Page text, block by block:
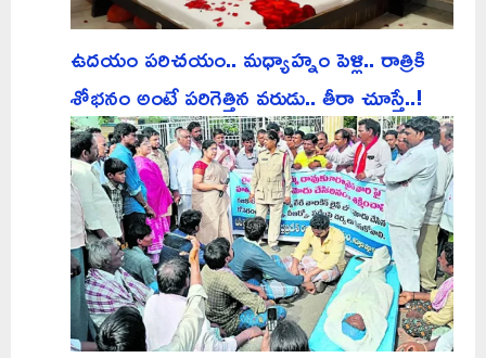
ఉదయం పరిచయం.. మధ్యాహ్నం పెళ్లి.. రాత్రికి
శోభనం అంటే పరిగెత్తిన వరుడు.. తీరా చూస్తే..!